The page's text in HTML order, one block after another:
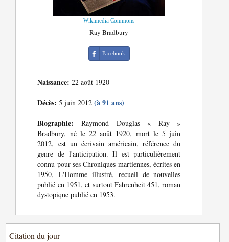
Wikimedia Commons
Ray Bradbury
Facebook
Naissance: 22 août 1920
Décès: 5 juin 2012(à 91 ans)
Biographie: Raymond Douglas « Ray »
Bradbury, né le 22 août 1920, mort le 5 juin
2012, est un écrivain américain, référence du
genre de l'anticipation. Il est particulièrement
connu pour ses Chroniques martiennes, écrites en
1950, L'Homme illustré, recueil de nouvelles
publié en 1951, et surtout Fahrenheit 451, roman
dystopique publié en 1953.
Citation du jour